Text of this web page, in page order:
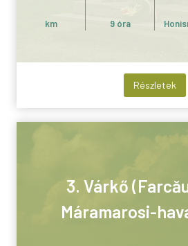
km 9 óra
Részletek
3. Várkő
Máramarosi-